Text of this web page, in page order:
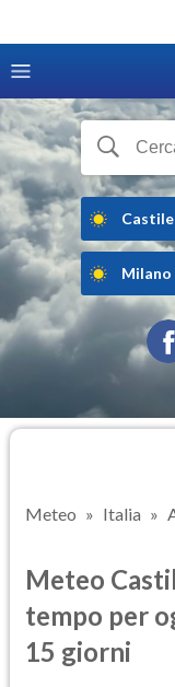
Milano
Meteo Italia
Meteo
tempo per
15 giorni